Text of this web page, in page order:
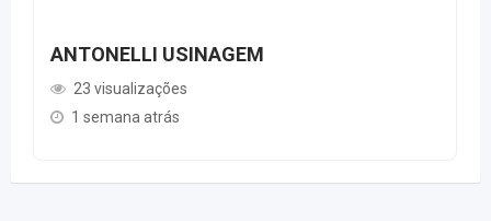
ANTONELLI USINAGEM
23 visualizações
1 semana atrás